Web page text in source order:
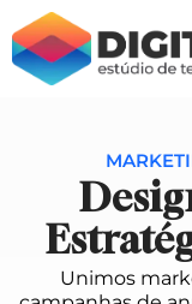
Unimos